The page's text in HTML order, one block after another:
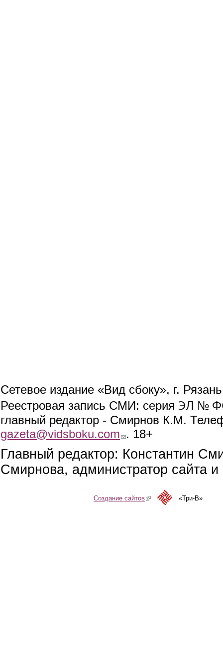
Сетевое издание «Вид сбоку», г.
Реестровая запись СМИ: серия ЭЛ №
главный редактор - Смирнов К.М.
gazeta@vidsboku.com (link sends e-mail)
. 18+
Главный редактор: Константин
Смирнова, администратор сайта
Создание сайтов(link is external)«Три-В»